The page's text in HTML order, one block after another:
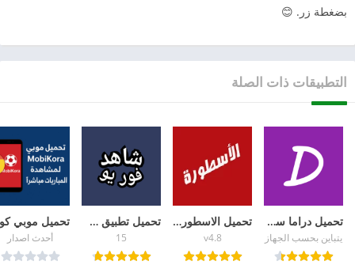
بضغطة زر. 😊
التطبيقات ذات الصلة
تحميل دراما سلاير Drama Slayer للأندرويد الإصدار الأخير
يتباين بحسب الجهاز
تحميل الاسطورة تيفي 2026 دليل شامل لتنزيل Ostora TV APK
v4.8
تحميل تطبيق شاهد فور يو Shahid4U APK برابط مباشر
15 أحدث اصدار